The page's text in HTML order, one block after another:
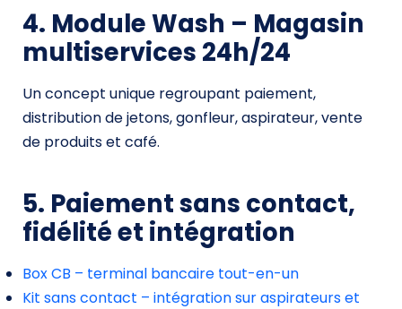
4. Module Wash – Magasin
multiservices 24h/24
Un concept unique regroupant paiement,
distribution de jetons, gonfleur, aspirateur, vente
de produits et café.
5. Paiement sans contact,
fidélité et intégration
Box CB – terminal bancaire tout-en-un
Kit sans contact – intégration sur aspirateurs et